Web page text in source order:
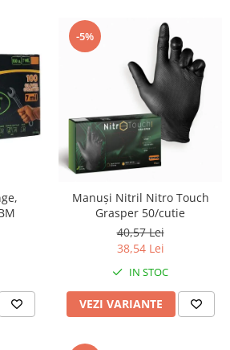
-5%
Manuși Nitril Nitro Touch
Grasper 50/cutie
40,57 Lei
38,54 Lei
IN STOC
VEZI VARIANTE